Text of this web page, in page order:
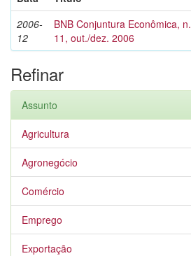
2006-
12
BNB Conjuntura Econômica, n.
11, out./dez. 2006
Refinar
Assunto
Agricultura
Agronegócio
Comércio
Emprego
Exportação